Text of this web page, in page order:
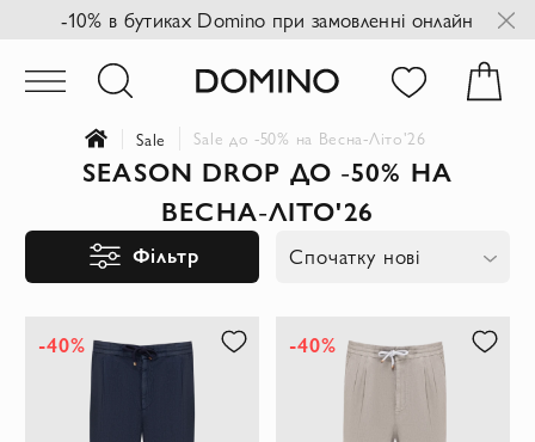
-10% в бутиках Domino при замовленні онлайн
Sale Sale до -50% на Весна-Літо'26
SEASON DROP ДО -50% НА
ВЕСНА-ЛІТО'26
Фільтр Спочатку нові
-40% -40%